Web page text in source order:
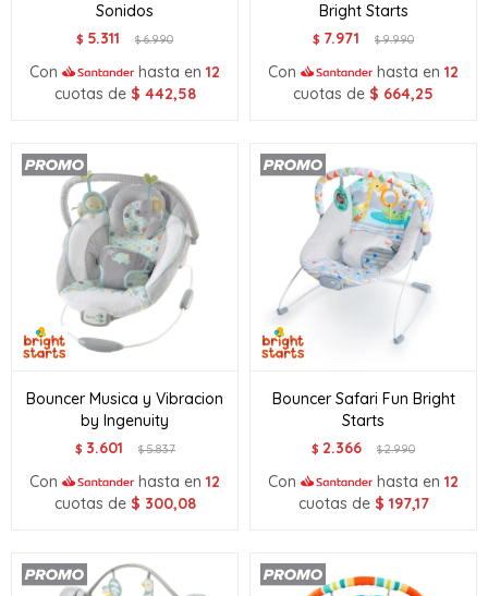
Sonidos
$ 5.311 $6.990
Con hasta en 12
cuotas de $ 442,58
Bright Starts
$ 7.971 $9.990
Con hasta en 12
cuotas de $ 664,25
Bouncer Musica y Vibracion
by Ingenuity
$ 3.601 $5.837
Con hasta en 12
cuotas de $ 300,08
Bouncer Safari Fun Bright
Starts
$ 2.366 $2.990
Con hasta en 12
cuotas de $ 197,17